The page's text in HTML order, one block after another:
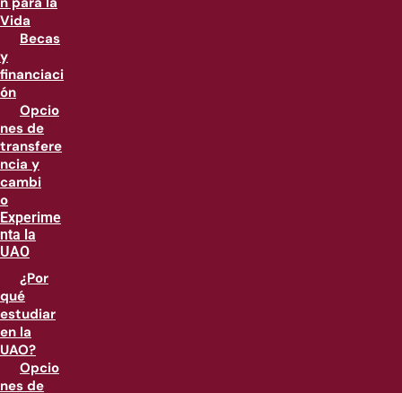
Vida
Becas
y
financiaci
ón
Opcio
nes de
transfere
ncia y
cambi
o
Experime
nta la
UAO
¿Por
qué
estudiar
en la
UAO?
Opcio
nes de